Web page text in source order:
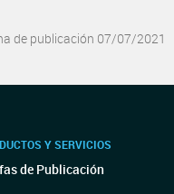
de publicación 07/07/2021
Y SERVICIOS
de Publicación